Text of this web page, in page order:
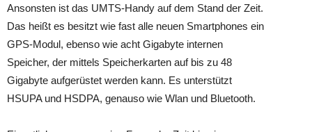
Ansonsten ist das UMTS-Handy auf dem Stand der Zeit.
Das heißt es besitzt wie fast alle neuen Smartphones ein
GPS-Modul, ebenso wie acht Gigabyte internen
Speicher, der mittels Speicherkarten auf bis zu 48
Gigabyte aufgerüstet werden kann. Es unterstützt
HSUPA und HSDPA, genauso wie Wlan und Bluetooth.